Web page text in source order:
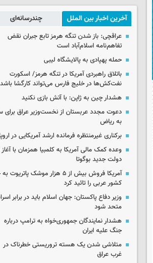
آخرین اخبار بین الملل چندرسانه‌ای
عراقچی: باز شدن تنگه هرمز تابع جبران نقض
تفاهم‌نامه اسلام‌آباد است
حمله پهپادی به پالایشگاه لیبی
باتلاق راهبردی آمریکا در تنگه هرمز/ اسکورت
نفت‌کش‌ها در خلیج فارس می‌تواند کارگشا
هشدار چین به ژاپن: با آتش بازی نکنید
دعوت مجدد عربستان از نخست‌وزیر عراق برای
به ریاض
برکناری غیرمنتظره فرمانده ارشد آمریکایی در
وعده کمک مالی آمریکا به کلمبیا همزمان با آغاز
دولت جدید بوگوتا
آمریکا فروش بیش از ۵ هزار موشک
کشور عربی را تائید کرد
وزیر دفاع پاکستان: جهان اسلام باید در برابر
متحد شود
هشدار نمایندگان جمهوری‌خواه به ترامپ درباره
جنگ علیه ایران
متلاشی شدن یک هسته تروریستی خطرناک در
غرب عراق